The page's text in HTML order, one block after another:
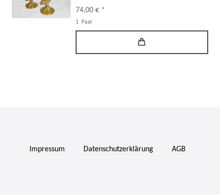
74,00 € *
1 Paar
Impressum Daten­schutz­erklärung AGB